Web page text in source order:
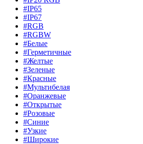
#IP65
#IP67
#RGB
#RGBW
#Белые
#Герметичные
#Желтые
#Зеленые
#Красные
#Мультибелая
#Оранжевые
#Открытые
#Розовые
#Синие
#Узкие
#Широкие